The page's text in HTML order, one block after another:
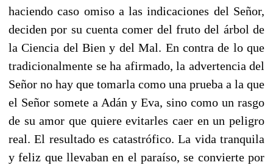
haciendo caso omiso a las indicaciones del Señor,
deciden por su cuenta comer del fruto del árbol de
la Ciencia del Bien y del Mal. En contra de lo que
tradicionalmente se ha afirmado, la advertencia del
Señor no hay que tomarla como una prueba a la que
el Señor somete a Adán y Eva, sino como un rasgo
de su amor que quiere evitarles caer en un peligro
real. El resultado es catastrófico. La vida tranquila
y feliz que llevaban en el paraíso, se convierte por